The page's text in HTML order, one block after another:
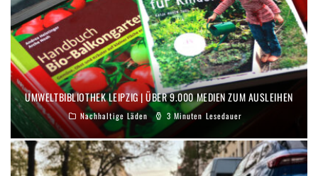
UMWELTBIBLIOTHEK LEIPZIG | ÜBER 9.000 MEDIEN ZUM AUSLEIHEN
Nachhaltige Läden 3 Minuten Lesedauer